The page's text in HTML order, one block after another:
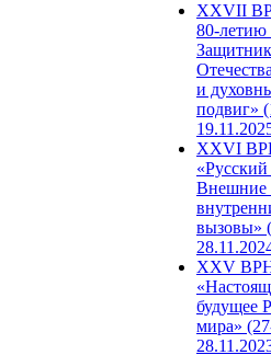
ХХVII
80-
и
подвиг»
XXVI
Внешние
вызовы»
XXV
будущее
мира»